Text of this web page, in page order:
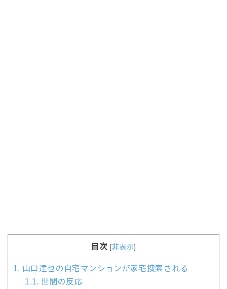
目次 [非表示]
1. 山口達也の自宅マンションが家宅捜索される
1.1. 世間の反応